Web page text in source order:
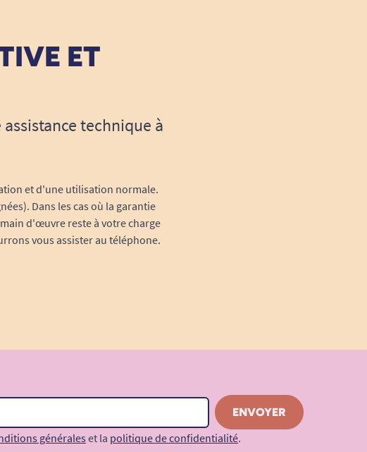
ET
technique à
et d'une utilisation normale.
Dans les cas où la garantie
d'œuvre reste à votre charge
vous assister au téléphone.
générales et la politique de confidentialité.